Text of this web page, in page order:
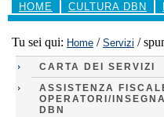
HOME
CULTURA DBN
Tu sei qui: Home / Servizi /
CARTA DEI SERVIZI
ASSISTENZA
OPERATORI/
DBN